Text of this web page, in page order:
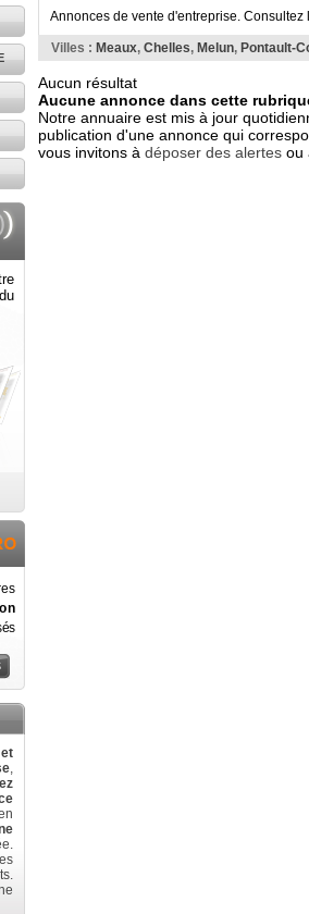
,
ANNONCE
Annonces de vente d'entreprise.
Villes : Meaux, Chelles, Melun, Pontault-
Aucun résultat
Aucune annonce dans cette
Notre annuaire est mis à jour
publication d'une annonce qui
vous invitons à déposer des alertes ou